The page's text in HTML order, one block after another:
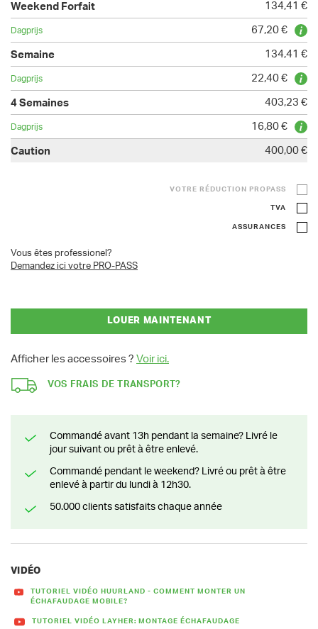
134,41 €
67,20 €
134,41 €
22,40 €
403,23 €
16,80 €
400,00 €
VOTRE RÉDUCTION PROPASS
TVA
ASSURANCES
Vous êtes professionel?
Demandez ici votre PRO-PASS
LOUER MAINTENANT
Afficher les accessoires ? Voir ici.
VOS FRAIS DE TRANSPORT?
Commandé avant 13h pendant la semaine? Livré le
jour suivant ou prêt à être enlevé.
Commandé pendant le weekend? Livré ou prêt à être
enlevé à partir du lundi à 12h30.
50.000 clients satisfaits chaque année
VIDÉO
TUTORIEL VIDÉO HUURLAND - COMMENT MONTER UN
ÉCHAFAUDAGE MOBILE?
TUTORIEL VIDÉO LAYHER: MONTAGE ÉCHAFAUDAGE